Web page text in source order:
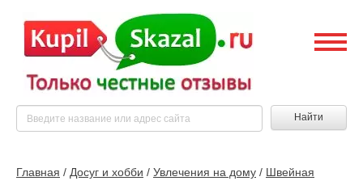
Найти
Главная / Досуг и хобби / Увлечения на дому / Швейная